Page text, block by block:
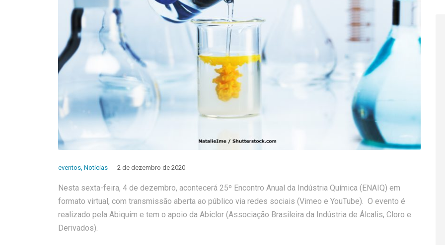
eventos Noticias 2 de dezembro de 2020
Nesta sexta-feira, 4 de dezembro, acontecerá 25º Encontro Anual da Indústria Química (ENAIQ) em
formato virtual, com transmissão aberta ao público via redes sociais (Vimeo e YouTube). O evento é
realizado pela Abiquim e tem o apoio da Abiclor (Associação Brasileira da Indústria de Álcalis, Cloro e
Derivados).